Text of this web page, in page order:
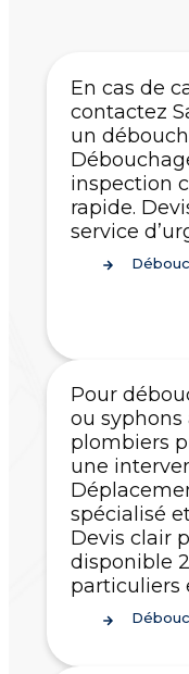
En cas de
contactez
un
inspection
rapide.
service
Pour
ou syphons
plombiers
une
spécialisé
Devis clair
disponible
particuliers